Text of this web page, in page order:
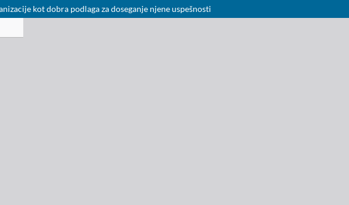
kot dobra podlaga za doseganje njene uspešnosti